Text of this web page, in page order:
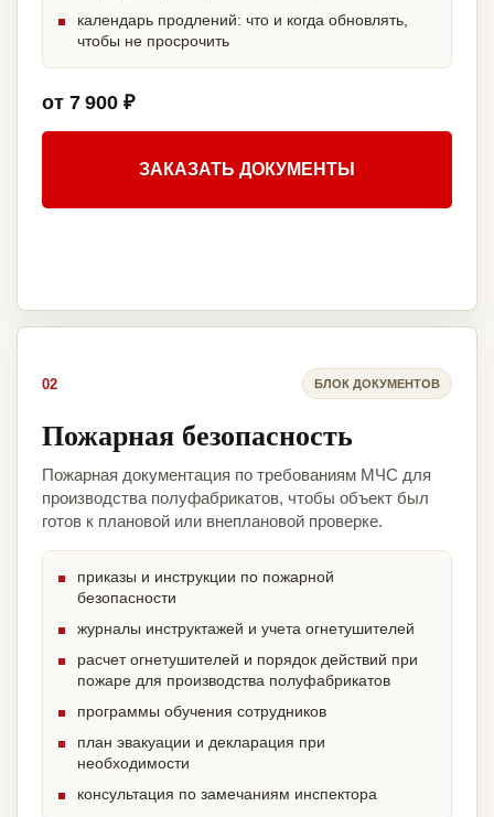
календарь продлений: что и когда обновлять,
чтобы не просрочить
от 7 900 ₽
ЗАКАЗАТЬ ДОКУМЕНТЫ
02 БЛОК ДОКУМЕНТОВ
Пожарная безопасность
Пожарная документация по требованиям МЧС для
производства полуфабрикатов, чтобы объект был
готов к плановой или внеплановой проверке.
приказы и инструкции по пожарной
безопасности
журналы инструктажей и учета огнетушителей
расчет огнетушителей и порядок действий при
пожаре для производства полуфабрикатов
программы обучения сотрудников
план эвакуации и декларация при
необходимости
консультация по замечаниям инспектора